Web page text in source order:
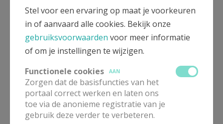
gesnoeid in de inkomsten van de bisschoppelijke
curie. Hij had het kanoniek recht en de burgerlijke
wetgeving aan zijn kant, en eiste dus waar hij recht
op had. « Een kandidaat voor het bisschopsambt zou
op. « Maar Giuseppe Sarto was slechts kandidaat
voor het paradijs. Wat een schitterend voorbeeld van
sterkte, wat een vrijheid ! »
Stel voor een ervaring op maat je voorkeuren
in of aanvaard alle cookies. Bekijk onze
gebruiksvoorwaarden voor meer informatie
of om je instellingen te wijzigen.
Functionele cookies
AAN
Zorgen dat de basisfuncties van het
portaal correct werken en laten ons
toe via de anonieme registratie van je
gebruik deze verder te verbeteren.